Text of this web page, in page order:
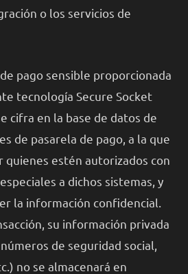
o los servicios de
pago sensible proporcionada
tecnología Secure Socket
cifra en la base de datos de
de pasarela de pago, a la que
quienes estén autorizados con
a dichos sistemas, y
la información confidencial.
su información privada
de seguridad social,
no se almacenará en